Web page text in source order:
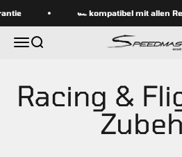
🏎 kompatibel mit allen
MenüSuche